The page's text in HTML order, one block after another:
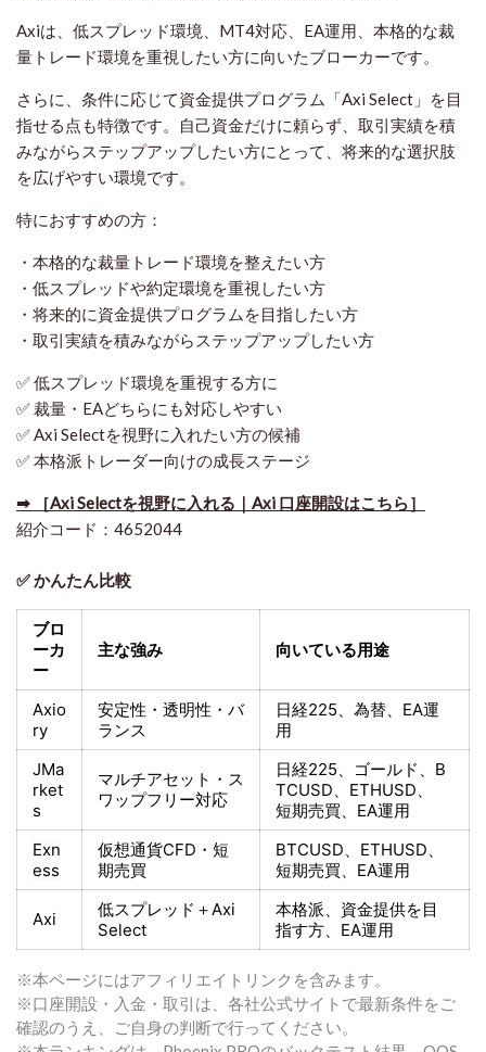
Axiは、低スプレッド環境、MT4対応、EA運用、本格的な裁
量トレード環境を重視したい方に向いたブローカーです。
さらに、条件に応じて資金提供プログラム「Axi Select」を目
指せる点も特徴です。自己資金だけに頼らず、取引実績を積
みながらステップアップしたい方にとって、将来的な選択肢
を広げやすい環境です。
特におすすめの方：
・本格的な裁量トレード環境を整えたい方
・低スプレッドや約定環境を重視したい方
・将来的に資金提供プログラムを目指したい方
・取引実績を積みながらステップアップしたい方
✅ 低スプレッド環境を重視する方に
✅ 裁量・EAどちらにも対応しやすい
✅ Axi Selectを視野に入れたい方の候補
✅ 本格派トレーダー向けの成長ステージ
➡ ［Axi Selectを視野に入れる｜Axi 口座開設はこちら］
紹介コード：4652044
✅ かんたん比較
ブロ
ーカ
ー
主な強み 向いている用途
Axio
ry
安定性・透明性・バ
ランス
日経225、為替、EA運
用
JMa
rket
s
マルチアセット・ス
ワップフリー対応
日経225、ゴールド、 B
TCUSD、ETHUSD、
短期売買、EA運用
Exn
ess
仮想通貨CFD・短
期売買
BTCUSD、ETHUSD、
短期売買、EA運用
Axi 低スプレッド＋Axi
Select
本格派、資金提供を目
指す方、EA運用
※本ページにはアフィリエイトリンクを含みます。
※口座開設・入金・取引は、各社公式サイトで最新条件をご
確認のうえ、ご自身の判断で行ってください。